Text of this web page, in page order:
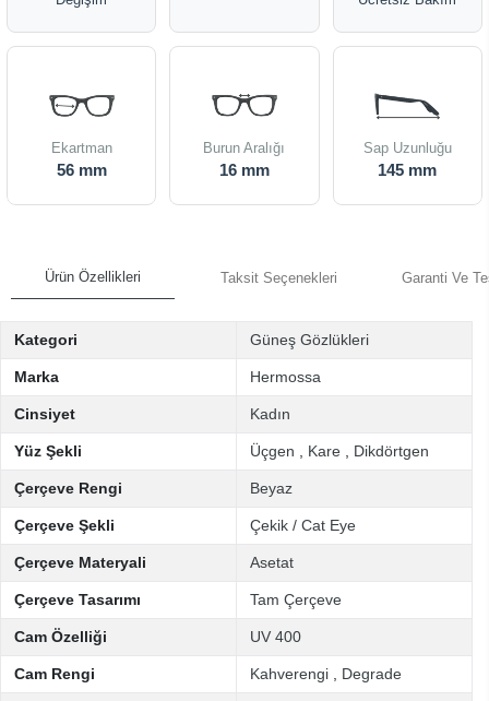
Ekartman
56 mm
Burun Aralığı
16 mm
Sap Uzunluğu
145 mm
Ürün Özellikleri Taksit Seçenekleri Garanti Ve
Kategori Güneş Gözlükleri
Marka Hermossa
Cinsiyet Kadın
Yüz Şekli Üçgen Kare Dikdörtgen
Çerçeve Rengi Beyaz
Çerçeve Şekli Çekik / Cat Eye
Çerçeve Materyali Asetat
Çerçeve Tasarımı Tam Çerçeve
Cam Özelliği UV 400
Cam Rengi Kahverengi Degrade